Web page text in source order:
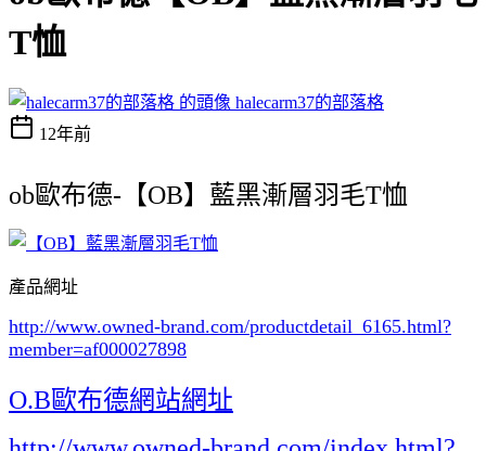
T恤
halecarm37的部落格
12年前
ob歐布德-【OB】藍黑漸層羽毛T恤
產品網址
http://www.owned-brand.com/productdetail_6165.html?
member=af000027898
O.B歐布德網站網址